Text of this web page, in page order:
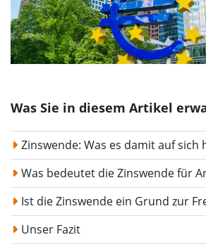
Was Sie in diesem Artikel
Zinswende: Was es damit auf sich
Was bedeutet die Zinswende für
Ist die Zinswende ein Grund zur
Unser Fazit